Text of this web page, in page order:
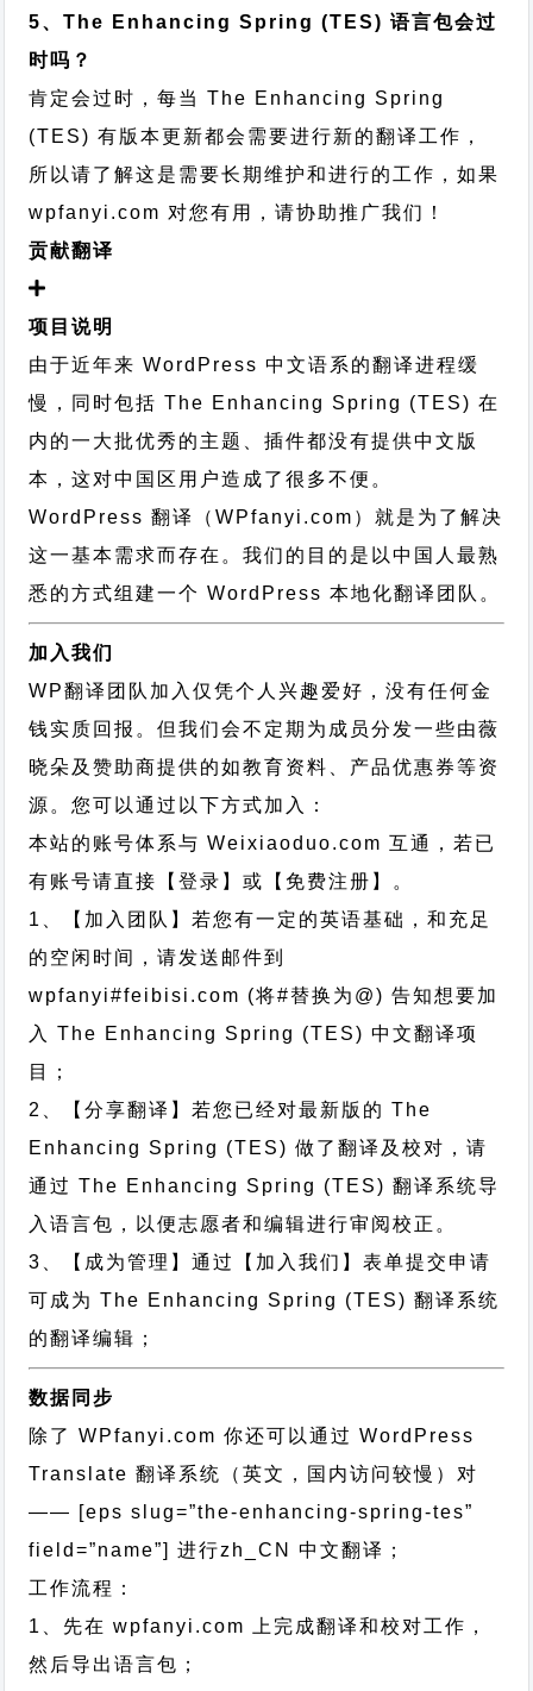
5、The Enhancing Spring (TES) 语言包会过
时吗？
肯定会过时，每当 The Enhancing Spring
(TES) 有版本更新都会需要进行新的翻译工作，
所以请了解这是需要长期维护和进行的工作，如果
wpfanyi.com 对您有用，请协助推广我们！
贡献翻译
项目说明
由于近年来 WordPress 中文语系的翻译进程缓
慢，同时包括 The Enhancing Spring (TES) 在
内的一大批优秀的主题、插件都没有提供中文版
本，这对中国区用户造成了很多不便。
WordPress 翻译（WPfanyi.com） 就是为了解决
这一基本需求而存在。我们的目的是以中国人最熟
悉的方式组建一个 WordPress 本地化翻译团队。
加入我们
WP翻译团队加入仅凭个人兴趣爱好，没有任何金
钱实质回报。但我们会不定期为成员分发一些由薇
晓朵及赞助商提供的如教育资料、产品优惠券等资
源。您可以通过以下方式加入：
本站的账号体系与Weixiaoduo.com 互通，若已
有账号请直接【登录】或【免费注册】。
1、【加入团队】若您有一定的英语基础，和充足
的空闲时间，请发送邮件到
wpfanyi#feibisi.com (将#替换为@) 告知想要加
入 The Enhancing Spring (TES) 中文翻译项
目；
2、【分享翻译】若您已经对最新版的 The
Enhancing Spring (TES) 做了翻译及校对，请
通过 The Enhancing Spring (TES) 翻译系统导
入语言包，以便志愿者和编辑进行审阅校正。
3、【成为管理】通过【加入我们】表单提交申请
可成为 The Enhancing Spring (TES) 翻译系统
的翻译编辑；
数据同步
除了 WPfanyi.com 你还可以通过WordPress
Translate 翻译系统（英文，国内访问较慢）对
—— [eps slug=”the-enhancing-spring-tes”
field=”name”]进行zh_CN
中文翻译；
工作流程：
1、先在 wpfanyi.com 上完成翻译和校对工作，
然后导出语言包；